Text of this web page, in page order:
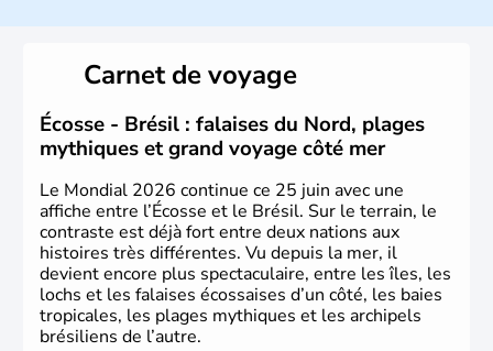
du Brésil ont été atteintes par le portugais Cabral en
1500. Durant le XVIe siècle, de très nombreux esclaves
venus d'Afrique ont permis une large exploitation des
ressources en sucre du pays.
Carnet de voyage
Écosse - Brésil : falaises du Nord, plages
mythiques et grand voyage côté mer
Le Mondial 2026 continue ce 25 juin avec une
affiche entre l’Écosse et le Brésil. Sur le terrain, le
contraste est déjà fort entre deux nations aux
histoires très différentes. Vu depuis la mer, il
devient encore plus spectaculaire, entre les îles, les
lochs et les falaises écossaises d’un côté, les baies
tropicales, les plages mythiques et les archipels
brésiliens de l’autre.